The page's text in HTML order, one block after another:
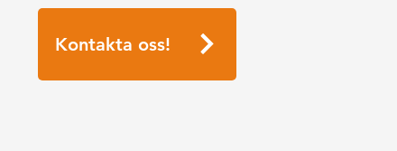
Kontakta oss!